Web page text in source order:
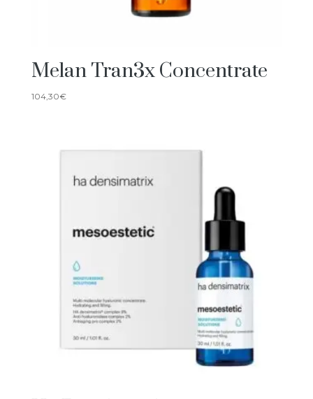
Melan Tran3x Concentrate
104,30€